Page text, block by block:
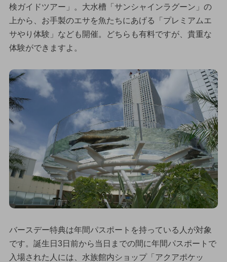
検ガイドツアー」。大水槽「サンシャインラグーン」の
上から、お手製のエサを魚たちにあげる「プレミアムエ
サやり体験」なども開催。どちらも有料ですが、貴重な
体験ができますよ。
バースデー特典は年間パスポートを持っている人が対象
です。誕生日3日前から当日までの間に年間パスポートで
入場された人には、水族館内ショップ「アクアポケッ